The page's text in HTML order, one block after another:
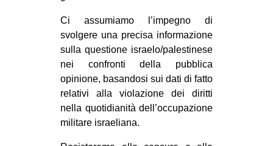
Ci assumiamo l’impegno di
svolgere una precisa informazione
sulla questione israelo/palestinese
nei confronti della pubblica
opinione, basandosi sui dati di fatto
relativi alla violazione dei diritti
nella quotidianità dell’occupazione
militare israeliana.